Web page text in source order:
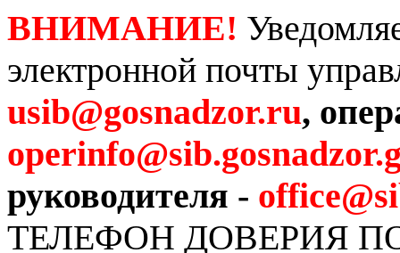
ВНИМАНИЕ!
электронной почты
usib@gosnadzor.ru,
руководителя -
ТЕЛЕФОН ДОВЕРИЯ